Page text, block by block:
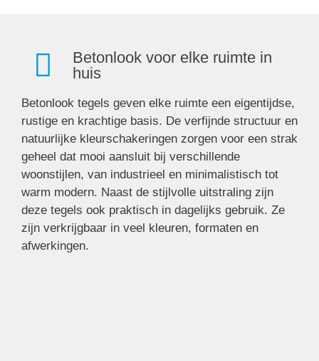
Betonlook voor elke ruimte in
huis
Betonlook tegels geven elke ruimte een eigentijdse,
rustige en krachtige basis. De verfijnde structuur en
natuurlijke kleurschakeringen zorgen voor een strak
geheel dat mooi aansluit bij verschillende
woonstijlen, van industrieel en minimalistisch tot
warm modern. Naast de stijlvolle uitstraling zijn
deze tegels ook praktisch in dagelijks gebruik. Ze
zijn verkrijgbaar in veel kleuren, formaten en
afwerkingen.